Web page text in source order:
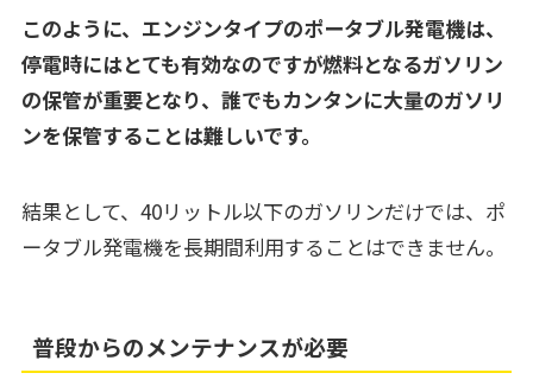
このように、エンジンタイプのポータブル発電機は、
停電時にはとても有効なのですが燃料となるガソリン
の保管が重要となり、誰でもカンタンに大量のガソリ
ンを保管することは難しいです。
結果として、40リットル以下のガソリンだけでは、ポ
ータブル発電機を長期間利用することはできません。
普段からのメンテナンスが必要